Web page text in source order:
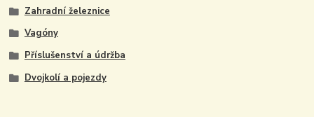
Zahradní železnice
Vagóny
Příslušenství a údržba
Dvojkolí a pojezdy